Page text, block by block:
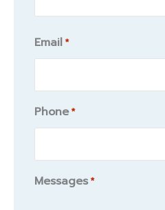
Email *
Phone *
Messages *